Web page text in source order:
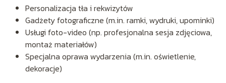
Personalizacja tła i rekwizytów
Gadżety fotograficzne (m.in. ramki, wydruki, upominki)
Usługi foto-video (np. profesjonalna sesja zdjęciowa,
montaż materiałów)
Specjalna oprawa wydarzenia (m.in. oświetlenie,
dekoracje)